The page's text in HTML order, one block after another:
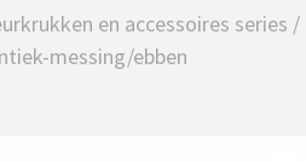
en accessoires series /
messing/ebben